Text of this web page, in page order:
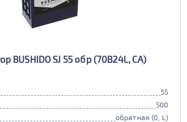
BUSHIDO SJ 55 обр (70B24L, CA)
55
500
обратная (0, L)